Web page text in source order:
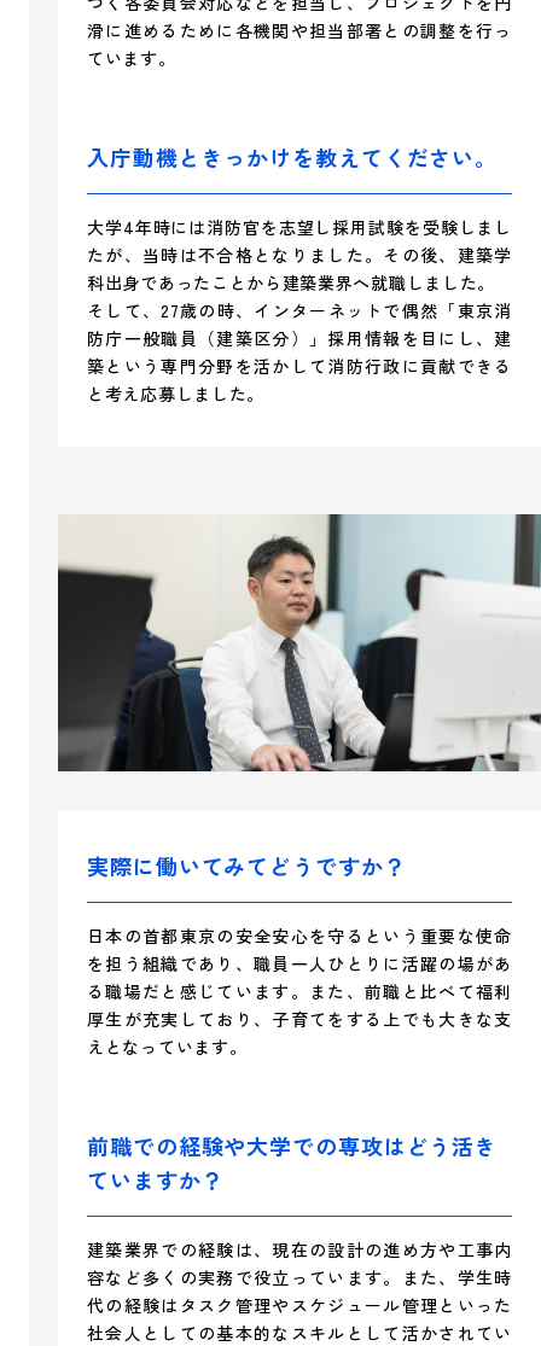
滑に進めるために各機関や担当部署との調整を行っ
ています。
入庁動機ときっかけを教えてください。
大学4年時には消防官を志望し採用試験を受験しまし
たが、当時は不合格となりました。その後、建築学
科出身であったことから建築業界へ就職しました。
そして、27歳の時、インターネットで偶然「東京消
防庁一般職員（建築区分）」採用情報を目にし、建
築という専門分野を活かして消防行政に貢献できる
と考え応募しました。
実際に働いてみてどうですか？
日本の首都東京の安全安心を守るという重要な使命
を担う組織であり、職員一人ひとりに活躍の場があ
る職場だと感じています。また、前職と比べて福利
厚生が充実しており、子育てをする上でも大きな支
えとなっています。
前職での経験や大学での専攻はどう活き
ていますか？
建築業界での経験は、現在の設計の進め方や工事内
容など多くの実務で役立っています。また、学生時
代の経験はタスク管理やスケジュール管理といった
社会人としての基本的なスキルとして活かされてい